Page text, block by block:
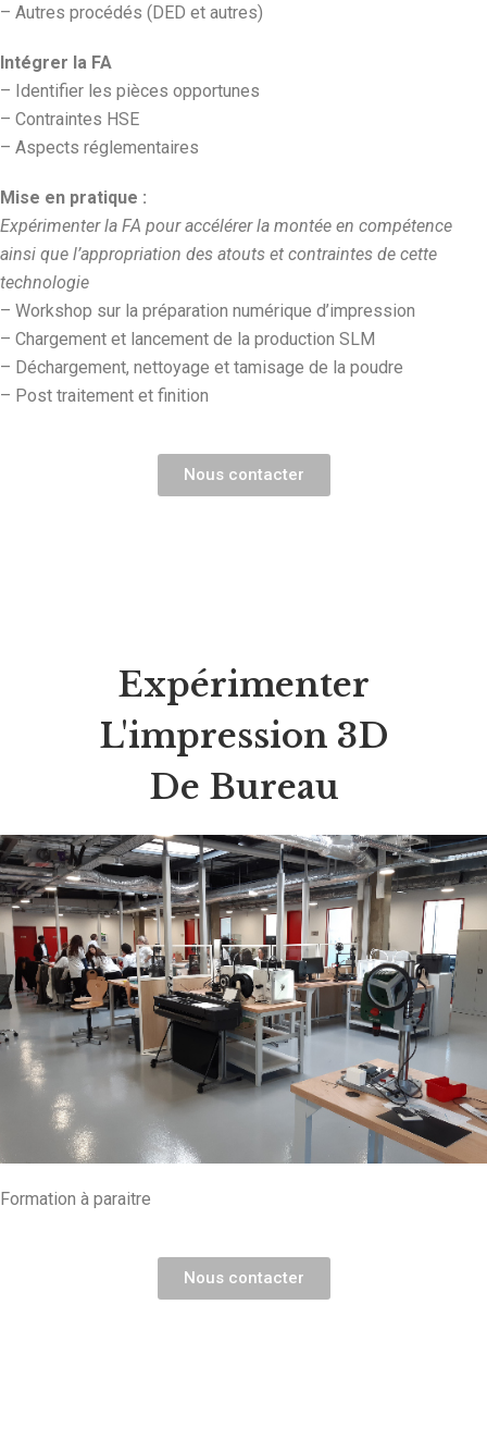
– Autres procédés (DED et autres)
Intégrer la FA
– Identifier les pièces opportunes
– Contraintes HSE
– Aspects réglementaires
Mise en pratique :
Expérimenter la FA pour accélérer la montée en compétence
ainsi que l’appropriation des atouts et contraintes de cette
technologie
– Workshop sur la préparation numérique d’impression
– Chargement et lancement de la production SLM
– Déchargement, nettoyage et tamisage de la poudre
– Post traitement et finition
Nous contacter
Expérimenter
L'impression 3D
De Bureau
Formation à paraitre
Nous contacter